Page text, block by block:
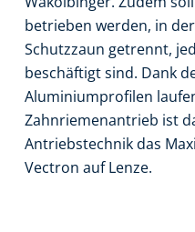
betrieben werden, in
Schutzzaun getrennt,
beschäftigt sind. Dank
Aluminiumprofilen
Zahnriemenantrieb ist
Antriebstechnik das
Vectron auf Lenze.